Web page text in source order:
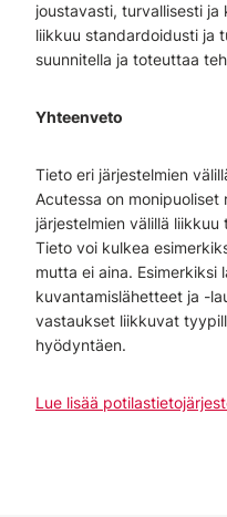
joustavasti, turvallisesti
liikkuu standardoidusti ja
suunnitella ja toteuttaa
Yhteenveto
Tieto eri järjestelmien
Acutessa on
järjestelmien välillä
Tieto voi kulkea
mutta ei aina. Esimerkiksi
kuvantamislähetteet ja -
vastaukset liikkuvat
hyödyntäen.
Lue lisää